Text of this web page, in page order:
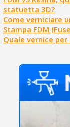
statuetta 3D?
Come verniciare
Stampa FDM
Quale vernice